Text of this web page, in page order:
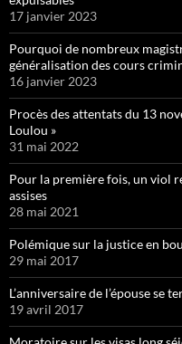
17 janvier 2023
Pourquoi de nombreux
généralisation des cours
16 janvier 2023
Procès des attentats du 13
Loulou »
31 mai 2022
Pour la première fois, un viol
assises
28 mai 2021
Polémique sur la justice en
29 mai 2017
L’anniversaire de l’épouse se
19 avril 2017